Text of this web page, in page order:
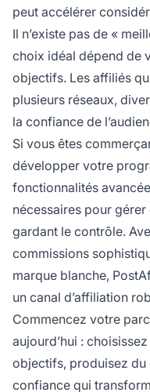
peut accélérer
Il n’existe pas de «
choix idéal dépend de
objectifs. Les affiliés
plusieurs réseaux,
la confiance de
Si vous êtes
développer votre
fonctionnalités
nécessaires pour
gardant le contrôle.
commissions
marque blanche,
un canal d’affiliation
Commencez votre
aujourd’hui :
objectifs, produisez du
confiance qui